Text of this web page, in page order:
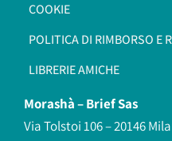
COOKIE
POLITICA DI RIMBORSO E
LIBRERIE AMICHE
Morashà –Brief Sas
Via Tolstoi 106 – 20146